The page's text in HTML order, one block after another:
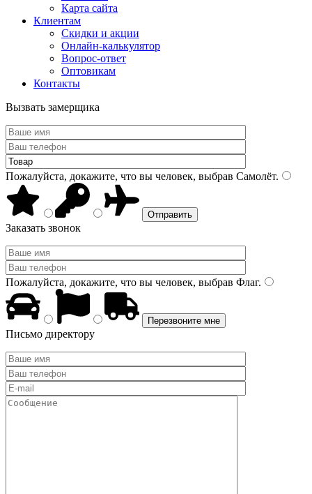
Карта сайта
Клиентам
Скидки и акции
Онлайн-калькулятор
Вопрос-ответ
Оптовикам
Контакты
Вызвать замерщика
Пожалуйста, докажите, что вы человек, выбрав Самолёт.
Заказать звонок
Пожалуйста, докажите, что вы человек, выбрав Флаг.
Письмо директору